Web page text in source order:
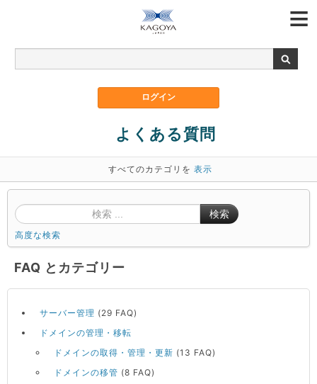
よくある質問
すべてのカテゴリを 表示
検索
高度な検索
FAQ とカテゴリー
サーバー管理 (29 FAQ)
ドメインの管理・移転
ドメインの取得・管理・更新 (13 FAQ)
ドメインの移管 (8 FAQ)